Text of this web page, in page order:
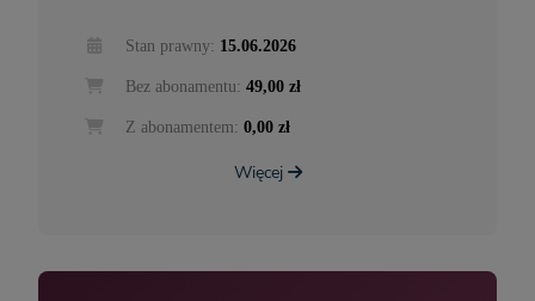
Stan prawny: 15.06.2026
Bez abonamentu: 49,00 zł
Z abonamentem: 0,00 zł
Więcej